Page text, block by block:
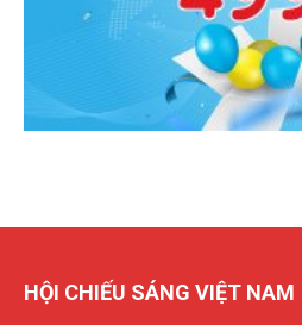
HỘI CHIẾU SÁNG VIỆT NAM